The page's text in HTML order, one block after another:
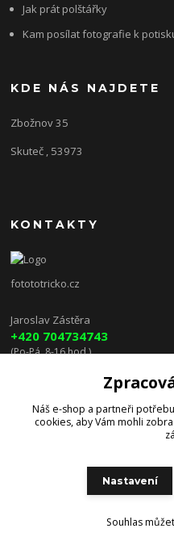
Jak prát polštářky
Kam posílat fotografie k
KDE NÁS NAJDETE
Zbožnov 35
Skuteč , 53973
KONTAKTY
fotototricko.cz
Jaroslav Zástěra
+420 704734743
(Po-Pá, 8-16 hod.)
Vytvořeno na
Náš e-shop a partneři
cookies, aby Vám mohli
Nastavení
Souhlas